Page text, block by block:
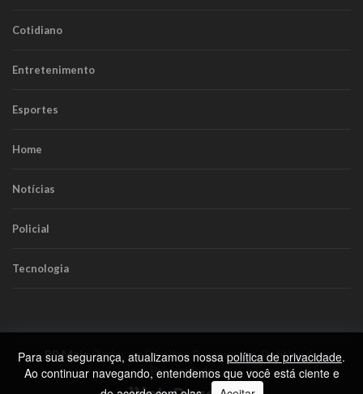
Cotidiano
Entretenimento
Esportes
Home
Notícias
Policial
Tecnologia
RR Mais. Todos os Direitos Reservados.Política de
Privacidade
Para sua segurança, atualizamos nossa política de privacidade.
Ao continuar navegando, entendemos que você está ciente e